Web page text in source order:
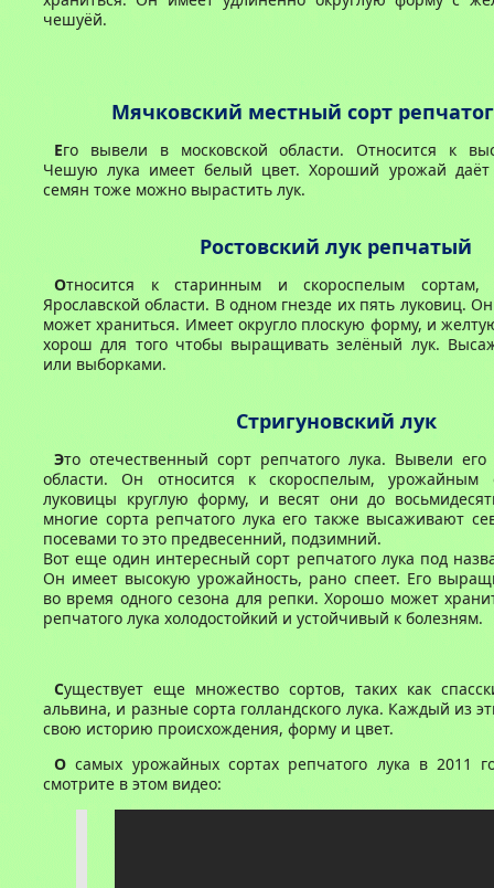
чешуёй.
Мячковский местный сорт
Его вывели в московской области. Относится к
Чешую лука имеет белый цвет. Хороший урожай
семян тоже можно вырастить лук.
Ростовский лук репчатый
Относится к старинным и скороспелым
Ярославской области. В одном гнезде их пять луковиц.
может храниться. Имеет округло плоскую форму, и
хорош для того чтобы выращивать зелёный лук.
или выборками.
Стригуновский лук
Это отечественный сорт репчатого лука. Вывели его
области. Он относится к скороспелым, урожайным
луковицы круглую форму, и весят они до
многие сорта репчатого лука его также высаживают
посевами то это предвесенний, подзимний.
Вот еще один интересный сорт репчатого лука под
Он имеет высокую урожайность, рано спеет. Его
во время одного сезона для репки. Хорошо может
репчатого лука холодостойкий и устойчивый к болезням.
Существует еще множество сортов, таких как
альвина, и разные сорта голландского лука. Каждый из
свою историю происхождения, форму и цвет.
О самых урожайных сортах репчатого лука в 2011
смотрите в этом видео: